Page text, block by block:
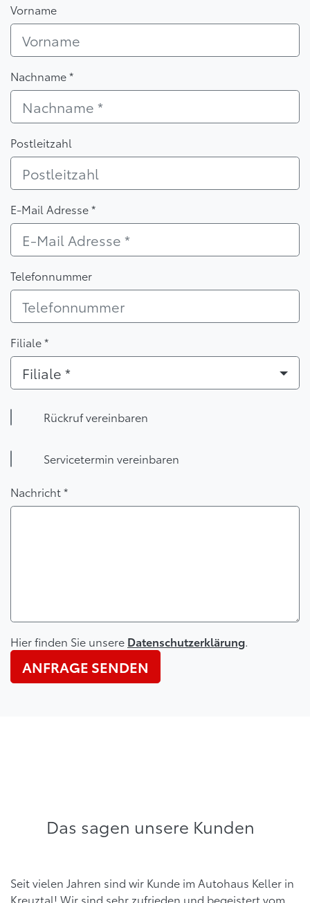
Vorname
Nachname *
Postleitzahl
E-Mail Adresse *
Telefonnummer
Filiale *
Filiale *
Rückruf vereinbaren
Servicetermin vereinbaren
Nachricht *
Hier finden Sie unsere Datenschutzerklärung.
ANFRAGE SENDEN
Das sagen unsere Kunden
Seit vielen Jahren sind wir Kunde im Autohaus Keller in
Kreuztal! Wir sind sehr zufrieden und begeistert vom